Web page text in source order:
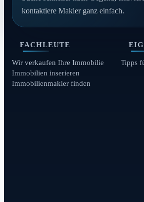
kontaktiere Makler ganz einfach.
FACHLEUTE
Wir verkaufen Ihre Immobilie
Immobilien inserieren
Immobilienmakler finden
Tipps